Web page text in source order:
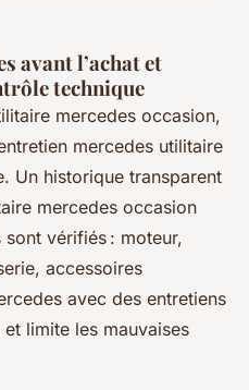
avant l’achat et
technique
mercedes occasion,
mercedes utilitaire
Un historique transparent
mercedes occasion
vérifiés : moteur,
accessoires
avec des entretiens
limite les mauvaises